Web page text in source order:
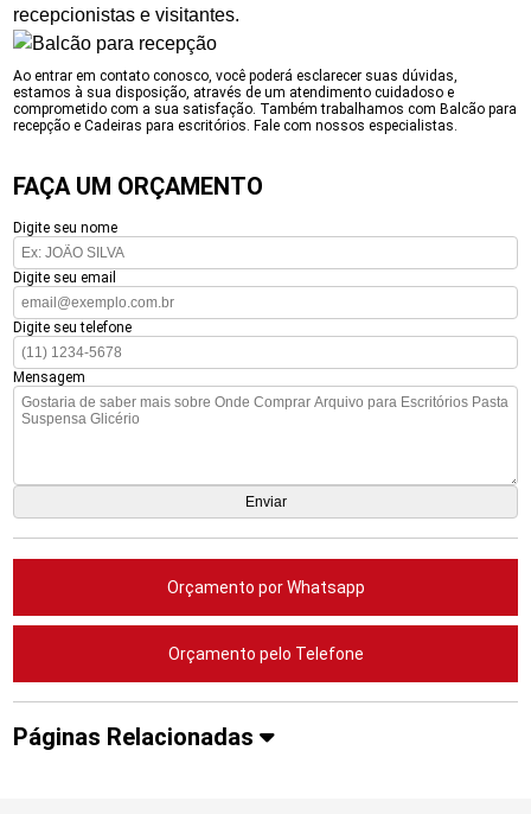
recepcionistas e visitantes.
Ao entrar em contato conosco, você poderá esclarecer suas dúvidas,
estamos à sua disposição, através de um atendimento cuidadoso e
comprometido com a sua satisfação. Também trabalhamos com Balcão para
recepção e Cadeiras para escritórios. Fale com nossos especialistas.
FAÇA UM ORÇAMENTO
Digite seu nome
Digite seu email
Digite seu telefone
Mensagem
Orçamento por Whatsapp
Orçamento pelo Telefone
Páginas Relacionadas